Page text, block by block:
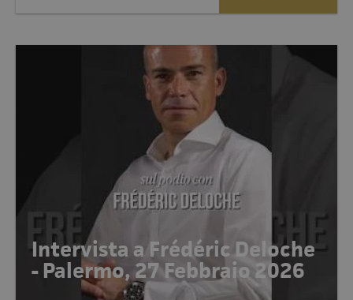
Intervista a Frédéric Deloche
- Palermo, 27 Febbraio 2026